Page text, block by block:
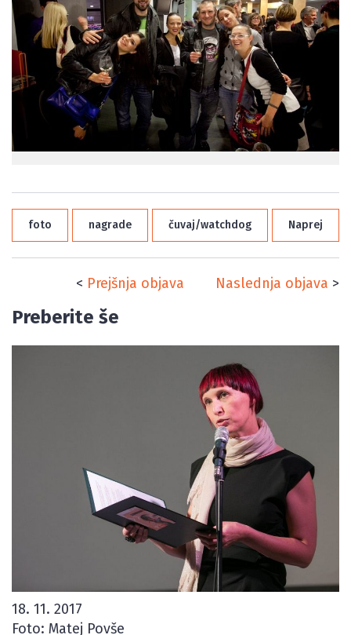
foto nagrade čuvaj/watchdog Naprej
< Prejšnja objava Naslednja objava >
Preberite še
18. 11. 2017
Foto: Matej Povše